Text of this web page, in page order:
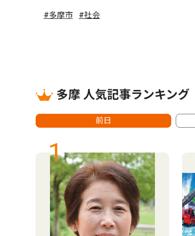
#多摩市 #社会
多摩 人気記事ランキング
前日
1